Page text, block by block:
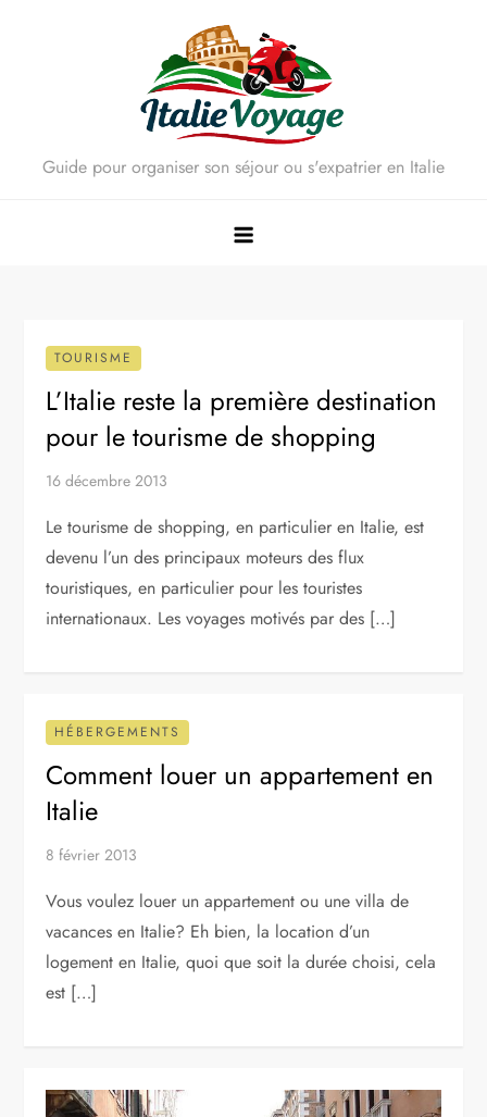
Guide pour organiser son séjour ou s'expatrier en Italie
TOURISME
L’Italie reste la première destination
pour le tourisme de shopping
16 décembre 2013
Le tourisme de shopping, en particulier en Italie, est
devenu l’un des principaux moteurs des flux
touristiques, en particulier pour les touristes
internationaux. Les voyages motivés par des […]
HÉBERGEMENTS
Comment louer un appartement en
Italie
8 février 2013
Vous voulez louer un appartement ou une villa de
vacances en Italie? Eh bien, la location d’un
logement en Italie, quoi que soit la durée choisi, cela
est […]